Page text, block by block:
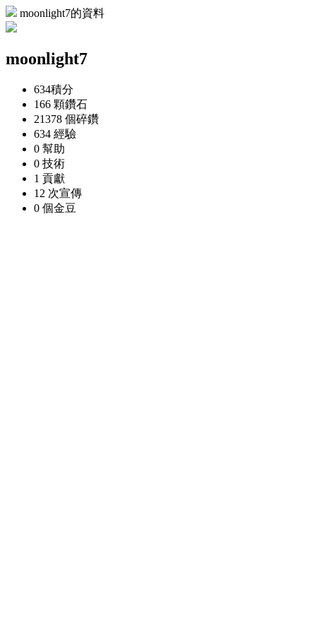
moonlight7的資料
moonlight7
634積分
166 顆鑽石
21378 個碎鑽
634 經驗
0 幫助
0 技術
1 貢獻
12 次宣傳
0 個金豆